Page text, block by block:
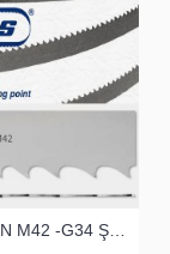
MARATHON M42 -G34 ŞERİT TESTERE